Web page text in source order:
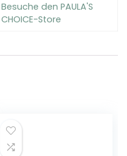
Besuche den PAULA'S
CHOICE-Store